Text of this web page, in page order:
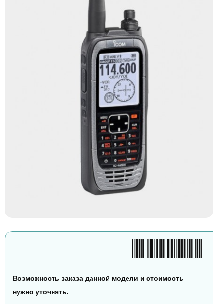
Возможность заказа данной модели и стоимость
нужно уточнять.